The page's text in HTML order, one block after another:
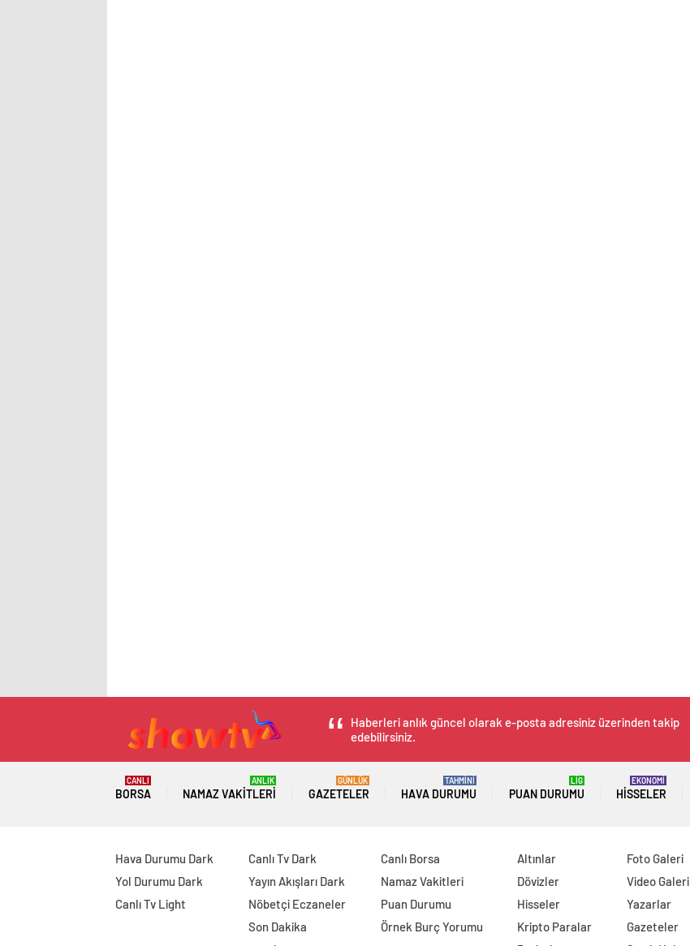
Haberleri anlık güncel olarak e-posta adresiniz üzerinden takip
edebilirsiniz.
BORSA
CANLI
NAMAZ VAKITLERI
ANLIK
GAZETELER
GÜNLÜK
HAVA DURUMU
TAHMİNİ
PUAN DURUMU
LİG
HISSELER
EKONOMİ
Hava Durumu Dark
Yol Durumu Dark
Canlı Tv Light
Canlı Tv Dark
Yayın Akışları Dark
Nöbetçi Eczaneler
Son Dakika
Canlı Borsa
Namaz Vakitleri
Puan Durumu
Örnek Burç Yorumu
Altınlar
Dövizler
Hisseler
Kripto Paralar
Foto Galeri
Video Galeri
Yazarlar
Gazeteler